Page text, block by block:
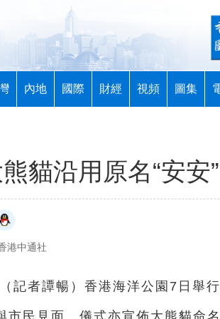
內地 國際 財經 視頻 圖集
貓沿用原名“安安
港中通社
記者譚暢）香港海洋公園7日舉
市民見面。儀式亦宣佈大熊貓命